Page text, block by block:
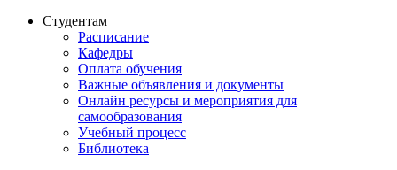
Студентам
Расписание
Кафедры
Оплата обучения
Важные объявления и документы
Онлайн ресурсы и мероприятия для
самообразования
Учебный процесс
Библиотека